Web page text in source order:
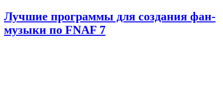
Лучшие программы для создания фан-
музыки по FNAF 7